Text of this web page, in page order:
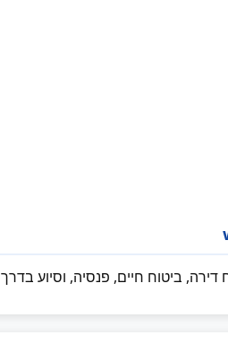
ביטוח חיים, פנסיה, וסיוע בדרך 24/7.